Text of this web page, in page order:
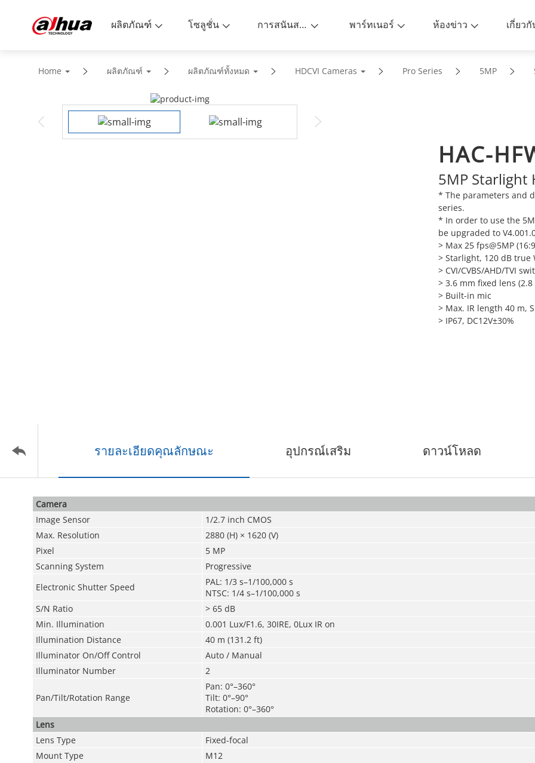
ผลิตภัณฑ์ โซลูชั่น การสนันสนุน พาร์ทเนอร์ ห้องข่าว เกี่ยวกั
Home ผลิตภัณฑ์ ผลิตภัณฑ์ทั้งหมด HDCVI Cameras Pro Series 5MP
HAC-
5MP Starlight
* The parameters and
series.
* In order to use the
be upgraded to
> Max 25 fps@5MP
> Starlight, 120 dB true
> CVI/CVBS/AHD/TVI
> 3.6 mm fixed lens
> Built-in mic
> Max. IR length 40 m,
> IP67, DC12V±30%
รายละเอียดคุณลักษณะ อุปกรณ์เสริม ดาวน์โหลด
Camera
Image Sensor
1/2.7 inch CMOS
Max. Resolution
2880 (H) × 1620 (V)
Pixel
5 MP
Scanning System
Progressive
Electronic Shutter Speed
PAL: 1/3 s–1/100,000 s
NTSC: 1/4 s–1/100,000 s
S/N Ratio
> 65 dB
Min. Illumination
0.001 Lux/F1.6, 30IRE, 0Lux IR on
Illumination Distance
40 m (131.2 ft)
Illuminator On/Off Control
Auto / Manual
Illuminator Number
2
Pan/Tilt/Rotation Range
Pan: 0°–360°
Tilt: 0°–90°
Rotation: 0°–360°
Lens
Lens Type
Fixed-focal
Mount Type
M12